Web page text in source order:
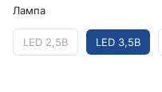
Лампа
LED 2,5В LED 3,5В